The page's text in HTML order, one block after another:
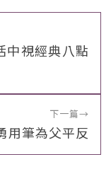
中視經典八點
下一篇→
用筆為父平反